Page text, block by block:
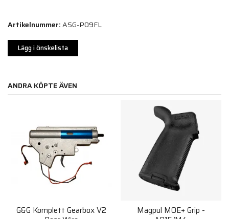
Artikelnummer:ASG-P09FL
Lägg i önskelista
ANDRA KÖPTE ÄVEN
G&G Komplett Gearbox V2 Magpul MOE+ Grip -